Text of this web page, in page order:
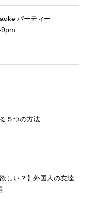
パーティー
５つの方法
しい？】外国人の友達